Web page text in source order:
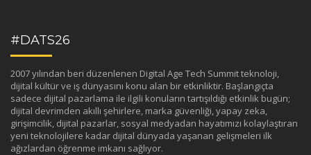
#DATS26
2007 yılından beri düzenlenen Digital Age Tech Summit teknoloji,
dijital kültür ve iş dünyasını konu alan bir etkinliktir. Başlangıçta
sadece dijital pazarlama ile ilgili konuların tartışıldığı etkinlik bugün;
dijital devrimden akıllı şehirlere, marka güvenliği, yapay zeka,
girişimcilik, dijital pazarlar, sosyal medyadan hayatımızı kolaylaştıran
yeni teknolojilere kadar dijital dünyada yaşanan gelişmeleri ilk
ağızlardan öğrenme imkanı sağlıyor.